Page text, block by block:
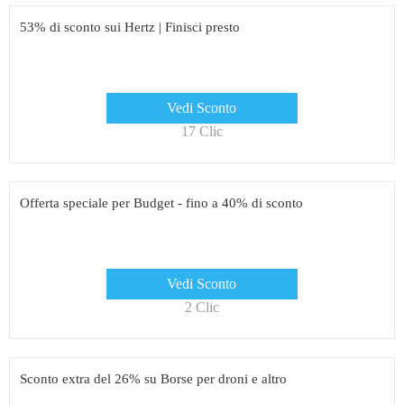
53% di sconto sui Hertz | Finisci presto
Vedi Sconto
17 Clic
Offerta speciale per Budget - fino a 40% di sconto
Vedi Sconto
2 Clic
Sconto extra del 26% su Borse per droni e altro